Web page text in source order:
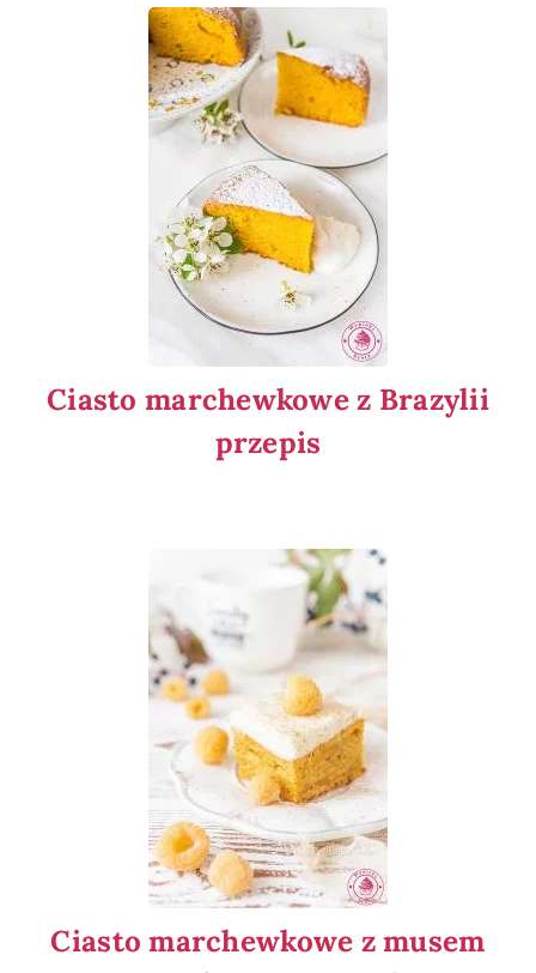
Ciasto marchewkowe z Brazylii
przepis
Ciasto marchewkowe z musem